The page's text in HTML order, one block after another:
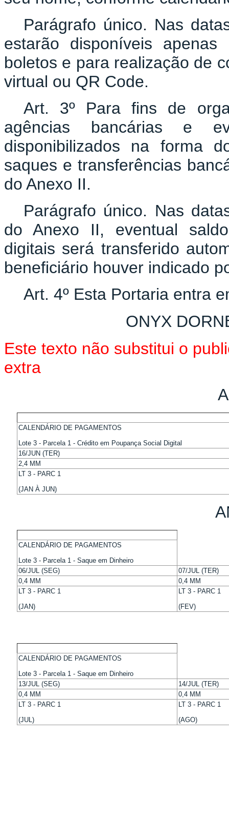
Parágrafo único. Nas
estarão disponíveis
boletos e para realização de
virtual ou QR Code.
Art. 3º Para fins de
agências bancárias e
disponibilizados na forma
saques e transferências
do Anexo II.
Parágrafo único. Nas
do Anexo II, eventual
digitais será transferido
beneficiário houver indicado
Art. 4º Esta Portaria entra
ONYX
Este texto não substitui o
extra
CALENDÁRIO DE PAGAMENTOS
Lote 3 - Parcela 1 - Crédito em Poupança Social Digital
16/JUN (TER)
2,4 MM
LT 3 - PARC 1
(JAN À JUN)
CALENDÁRIO DE PAGAMENTOS
Lote 3 - Parcela 1 - Saque em Dinheiro
06/JUL (SEG)
07/JUL (TER)
0,4 MM
0,4 MM
LT 3 - PARC 1
(JAN)
LT 3 - PARC 1
(FEV)
CALENDÁRIO DE PAGAMENTOS
Lote 3 - Parcela 1 - Saque em Dinheiro
13/JUL (SEG)
14/JUL (TER)
0,4 MM
0,4 MM
LT 3 - PARC 1
(JUL)
LT 3 - PARC 1
(AGO)